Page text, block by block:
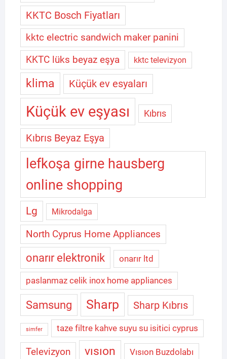
KKTC Bosch Fiyatları
kktc electric sandwich maker panini
KKTC lüks beyaz eşya kktc televizyon
klima Küçük ev esyaları
Küçük ev eşyası Kıbrıs
Kıbrıs Beyaz Eşya
lefkoşa girne hausberg
online shopping
Lg Mikrodalga
North Cyprus Home Appliances
onarır elektronik onarır ltd
paslanmaz celik inox home appliances
Samsung Sharp Sharp Kıbrıs
simfer taze filtre kahve suyu su isitici cyprus
Televizyon vısıon Vısıon Buzdolabı